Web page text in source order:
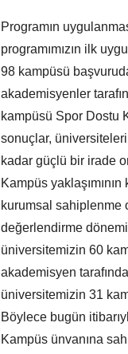
Programın
programımızın ilk
98 kampüsü
akademisyenler
kampüsü Spor Dostu
sonuçlar,
kadar güçlü bir irade
Kampüs
kurumsal sahiplenme
değerlendirme
üniversitemizin 60
akademisyen
üniversitemizin 31
Böylece bugün
Kampüs ünvanına